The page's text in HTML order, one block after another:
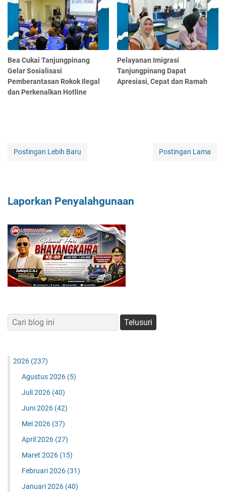
Bea Cukai Tanjungpinang
Gelar Sosialisasi
Pemberantasan Rokok Ilegal
dan Perkenalkan Hotline
Pelayanan Imigrasi
Tanjungpinang Dapat
Apresiasi, Cepat dan Ramah
Postingan Lebih Baru Postingan Lama
Laporkan Penyalahgunaan
2026 (237)
Agustus 2026 (5)
Juli 2026 (40)
Juni 2026 (42)
Mei 2026 (37)
April 2026 (27)
Maret 2026 (15)
Februari 2026 (31)
Januari 2026 (40)